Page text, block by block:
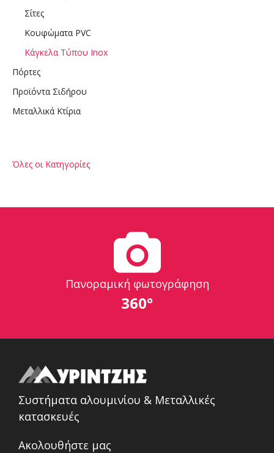
Σίτες
Κουφώματα PVC
Κάγκελα Τύπου Inox
Πόρτες
Προϊόντα Σιδήρου
Μεταλλικά Κτίρια
Όλες οι Κατηγορίες
Πανοραμική φωτογράφηση
360°
Συστήματα αλουμινίου & Μεταλλικές
κατασκευές
Ακολουθήστε μας